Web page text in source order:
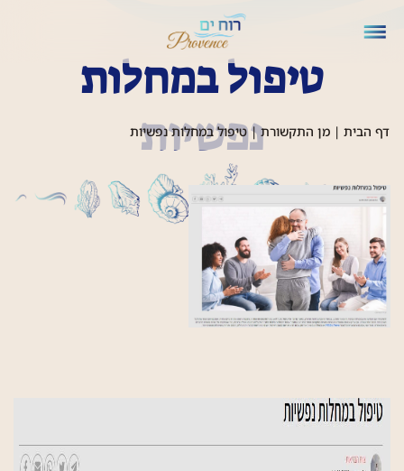
חזרה
טיפולים הוליסטיים
דף הבית |מן התקשורת|טיפול במחלות נפשיות
טיפול במחלות
נפשיות